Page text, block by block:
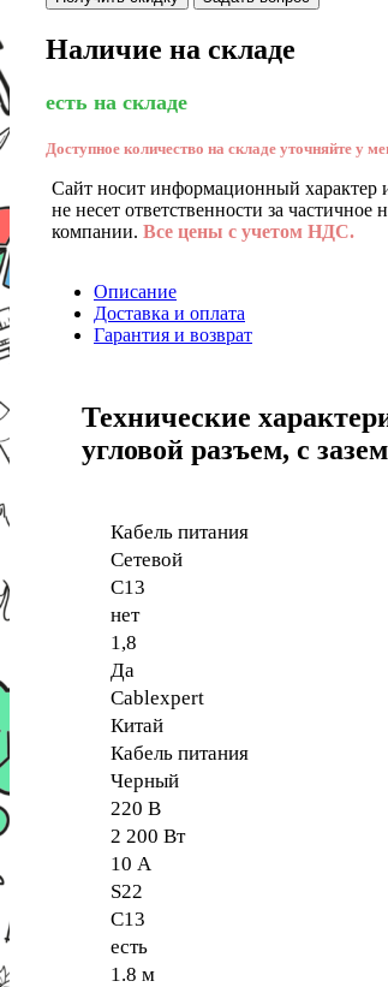
Наличие на складе
есть на складе
Доступное количество на складе уточняйте у
Сайт носит информационный характер
не несет ответственности за
компании. Все цены с учетом НДС.
Описание
Доставка и оплата
Гарантия и возврат
Технические
угловой разъем, с
Кабель питания
Сетевой
C13
нет
1,8
Да
Cablexpert
Китай
Кабель питания
Черный
220 B
2 200 Вт
10 А
S22
C13
есть
1.8 м